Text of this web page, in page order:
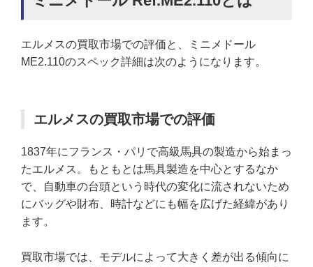
エルメスの買取市場での評価と、ミニメドール
ME2.110のスペック詳細は次のようになります。
エルメスの買取市場での評価
1837年にフランス・パリで高級馬具の製造から始まっ
たエルメス。もともとは馬具製造を中心とするなか
で、自動車の台頭という時代の変化に流されないため
にバッグや財布、時計などにも幅を広げた経緯があり
ます。
買取市場では、モデルによって大きく差が出る傾向に